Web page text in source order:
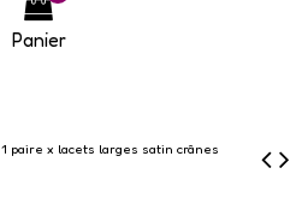
Panier
1 paire x lacets larges satin crânes